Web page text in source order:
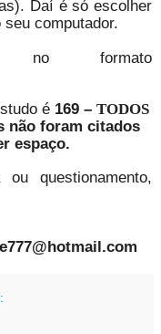
Daí é só escolher
computador.
no formato
é 169 – TODOS
não foram citados
espaço.
questionamento,